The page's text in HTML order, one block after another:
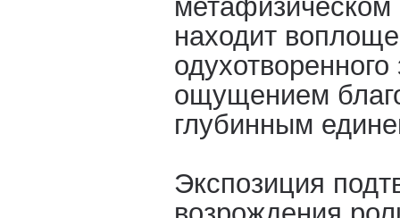
находит
ощущением
глубинным
Экспозиция